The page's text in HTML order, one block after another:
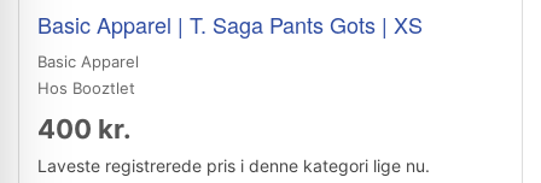
Basic Apparel | T. Saga Pants Gots | XS
Basic Apparel
Hos Booztlet
400 kr.
Laveste registrerede pris i denne kategori lige nu.